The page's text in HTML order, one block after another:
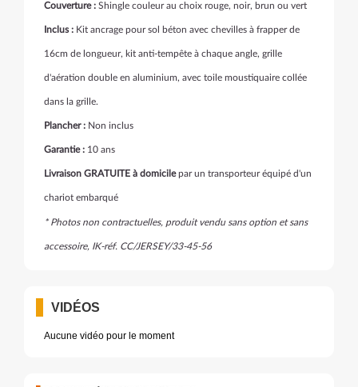
Couverture : Shingle couleur au choix rouge, noir, brun ou vert
Inclus : Kit ancrage pour sol béton avec chevilles à frapper de
16cm de longueur, kit anti-tempête à chaque angle, grille
d'aération double en aluminium, avec toile moustiquaire collée
dans la grille.
Plancher : Non inclus
Garantie : 10 ans
Livraison GRATUITE à domicilepar un transporteur équipé d'un
chariot embarqué
* Photos non contractuelles, produit vendu sans option et sans
accessoire, IK-réf. CC/JERSEY/33-45-56
VIDÉOS
Aucune vidéo pour le moment